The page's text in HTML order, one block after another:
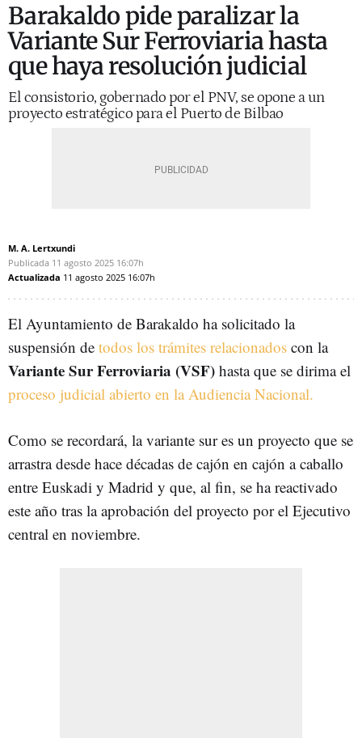
Barakaldo pide paralizar la
Variante Sur Ferroviaria hasta
que haya resolución judicial
El consistorio, gobernado por el PNV, se opone a un
proyecto estratégico para el Puerto de Bilbao
M. A. Lertxundi
Publicada 11 agosto 2025 16:07h
Actualizada 11 agosto 2025 16:07h
El Ayuntamiento de Barakaldo ha solicitado la
suspensión de todos los trámites relacionados con la
Variante Sur Ferroviaria (VSF) hasta que se dirima el
proceso judicial abierto en la Audiencia Nacional.
Como se recordará, la variante sur es un proyecto que se
arrastra desde hace décadas de cajón en cajón a caballo
entre Euskadi y Madrid y que, al fin, se ha reactivado
este año tras la aprobación del proyecto por el Ejecutivo
central en noviembre.